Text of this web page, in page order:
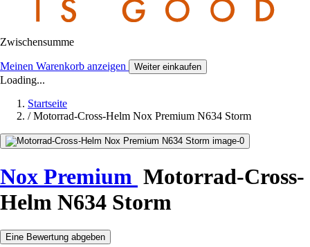
Zwischensumme
Meinen Warenkorb anzeigen Weiter einkaufen
Loading...
Startseite
/ Motorrad-Cross-Helm Nox Premium N634 Storm
Nox Premium Motorrad-Cross-
Helm N634 Storm
Eine Bewertung abgeben